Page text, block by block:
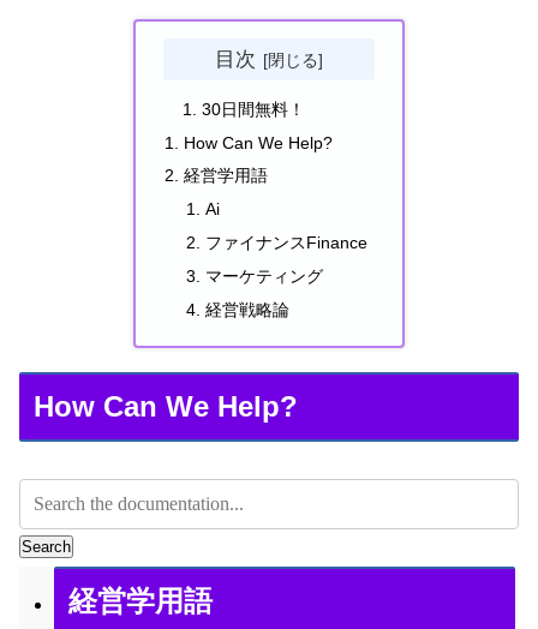
目次
30日間無料！
How Can We Help?
経営学用語
Ai
ファイナンスFinance
マーケティング
経営戦略論
How Can We Help?
Search
経営学用語